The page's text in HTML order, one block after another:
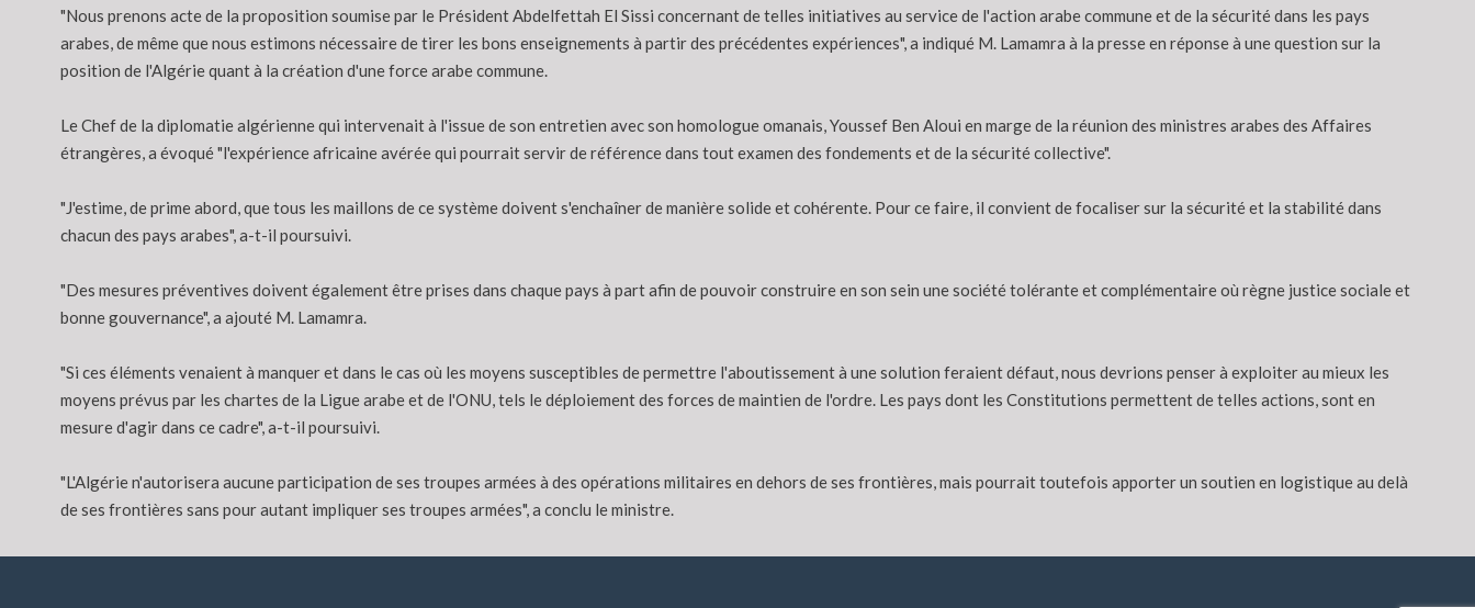
"Nous prenons acte de la proposition soumise par le Président Abdelfettah El Sissi concernant de telles initiatives au service de l'action arabe commune et de la sécurité dans les pays
arabes, de même que nous estimons nécessaire de tirer les bons enseignements à partir des précédentes expériences", a indiqué M. Lamamra à la presse en réponse à une question sur la
position de l'Algérie quant à la création d'une force arabe commune.
Le Chef de la diplomatie algérienne qui intervenait à l'issue de son entretien avec son homologue omanais, Youssef Ben Aloui en marge de la réunion des ministres arabes des Affaires
étrangères, a évoqué "l'expérience africaine avérée qui pourrait servir de référence dans tout examen des fondements et de la sécurité collective".
"J'estime, de prime abord, que tous les maillons de ce système doivent s'enchaîner de manière solide et cohérente. Pour ce faire, il convient de focaliser sur la sécurité et la stabilité dans
chacun des pays arabes", a-t-il poursuivi.
"Des mesures préventives doivent également être prises dans chaque pays à part afin de pouvoir construire en son sein une société tolérante et complémentaire où règne justice sociale et
bonne gouvernance", a ajouté M. Lamamra.
"Si ces éléments venaient à manquer et dans le cas où les moyens susceptibles de permettre l'aboutissement à une solution feraient défaut, nous devrions penser à exploiter au mieux les
moyens prévus par les chartes de la Ligue arabe et de l'ONU, tels le déploiement des forces de maintien de l'ordre. Les pays dont les Constitutions permettent de telles actions, sont en
mesure d'agir dans ce cadre", a-t-il poursuivi.
"L'Algérie n'autorisera aucune participation de ses troupes armées à des opérations militaires en dehors de ses frontières, mais pourrait toutefois apporter un soutien en logistique au delà
de ses frontières sans pour autant impliquer ses troupes armées", a conclu le ministre.